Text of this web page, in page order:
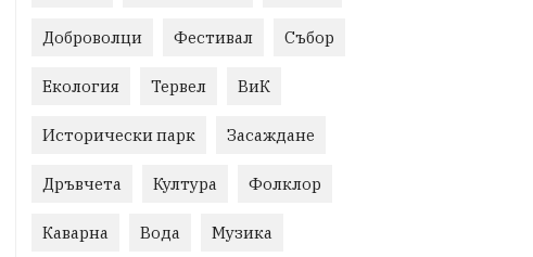
Доброволци Фестивал Събор
Екология Тервел ВиК
Исторически парк Засаждане
Дръвчета Култура Фолклор
Каварна Вода Музика